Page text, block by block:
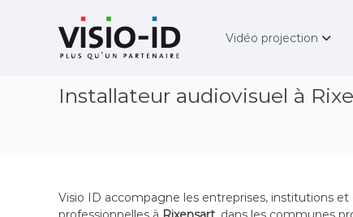
P
t
i
Vidéo projection
Installateur audiovisuel à
Visio ID accompagne les entreprises, institutions et